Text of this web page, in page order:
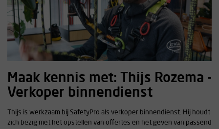
Maak kennis met: Thijs Rozema -
Verkoper binnendienst
Thijs is werkzaam bij SafetyPro als verkoper binnendienst. Hij houdt
zich bezig met het opstellen van offertes en het geven van passend